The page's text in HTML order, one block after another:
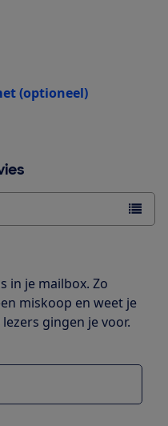
(optioneel)
in je mailbox. Zo
miskoop en weet je
gingen je voor.